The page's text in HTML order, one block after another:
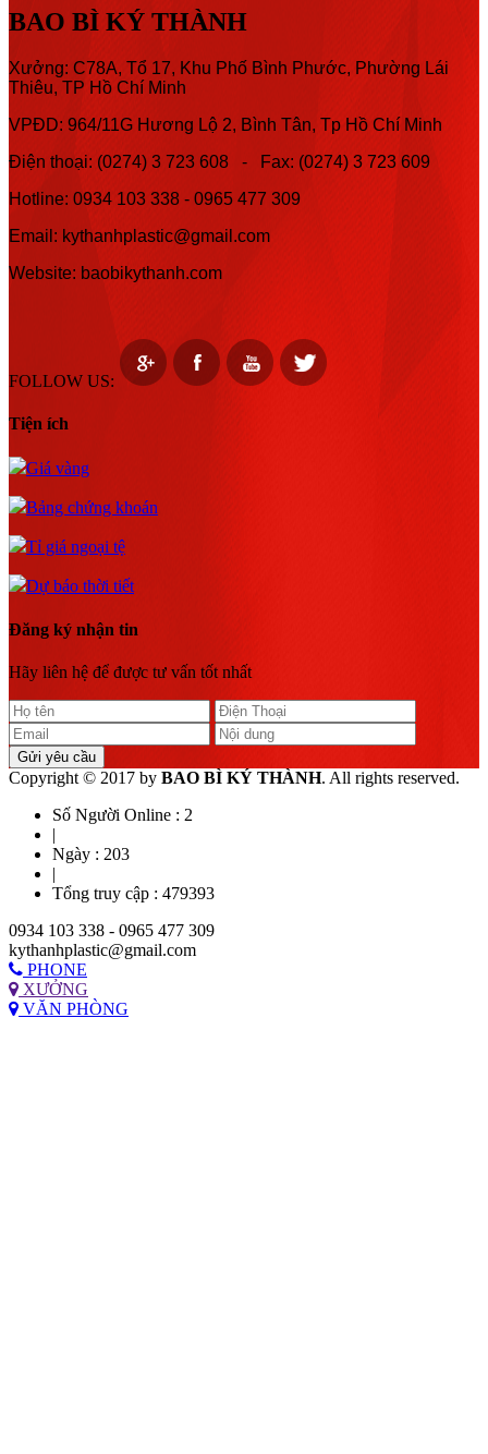
BAO BÌ KÝ THÀNH
Xưởng: C78A, Tổ 17, Khu Phố Bình Phước, Phường Lái
Thiêu, TP Hồ Chí Minh
VPĐD: 964/11G Hương Lộ 2, Bình Tân, Tp Hồ Chí Minh
Điện thoại: (0274) 3 723 608 - Fax: (0274) 3 723 609
Hotline: 0934 103 338 - 0965 477 309
Email: kythanhplastic@gmail.com
Website: baobikythanh.com
FOLLOW US:
Tiện ích
Giá vàng
Bảng chứng khoán
Tỉ giá ngoại tệ
Dự báo thời tiết
Đăng ký nhận tin
Hãy liên hệ để được tư vấn tốt nhất
Gửi yêu cầu
Copyright © 2017 by BAO BÌ KÝ THÀNH. All rights reserved.
Số Người Online : 2
|
Ngày : 203
|
Tổng truy cập : 479393
0934 103 338 - 0965 477 309
kythanhplastic@gmail.com
PHONE
XƯỞNG
VĂN PHÒNG